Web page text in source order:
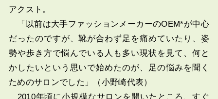
アクスト。
「以前は大手ファッションメーカーのOEM*が中心
だったのですが、靴が合わず足を痛めていたり、姿
勢や歩き方で悩んでいる人も多い現状を見て、何と
かしたいという思いで始めたのが、足の悩みを聞く
ためのサロンでした」（小野崎代表）
2010年頃に小規模なサロンを開いたところ、すぐ